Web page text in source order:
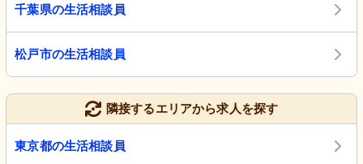
千葉県の生活相談員
松戸市の生活相談員
隣接するエリアから求人を探す
東京都の生活相談員